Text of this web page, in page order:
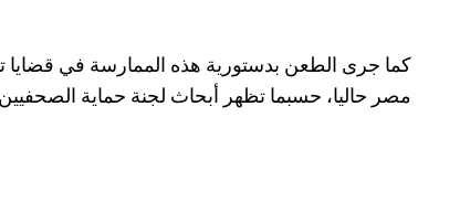
كما جرى الطعن بدستورية هذه الممارسة في قضايا
مصر حاليا، حسبما تظهر أبحاث لجنة حماية